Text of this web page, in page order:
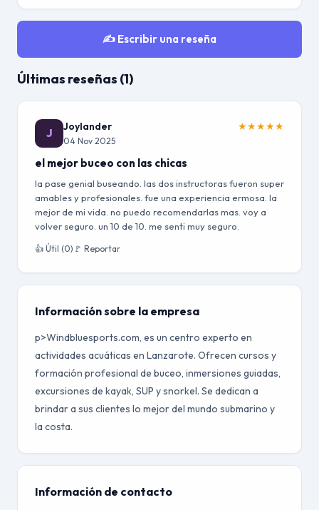
✍️ Escribir una reseña
Últimas reseñas (1)
J Joylander
04 Nov 2025
★★★★★
el mejor buceo con las chicas
la pase genial buseando. las dos instructoras fueron super
amables y profesionales. fue una experiencia ermosa. la
mejor de mi vida. no puedo recomendarlas mas. voy a
volver seguro. un 10 de 10. me senti muy seguro.
👍 Útil (0) 🚩 Reportar
Información sobre la empresa
p>Windbluesports.com, es un centro experto en
actividades acuáticas en Lanzarote. Ofrecen cursos y
formación profesional de buceo, inmersiones guiadas,
excursiones de kayak, SUP y snorkel. Se dedican a
brindar a sus clientes lo mejor del mundo submarino y
la costa.
Información de contacto